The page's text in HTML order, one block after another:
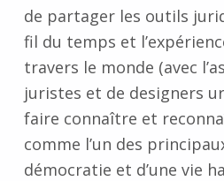
de partager les outils
fil du temps et
travers le monde (avec
juristes et de designers
faire connaître et
comme l’un des
démocratie et d’une vie